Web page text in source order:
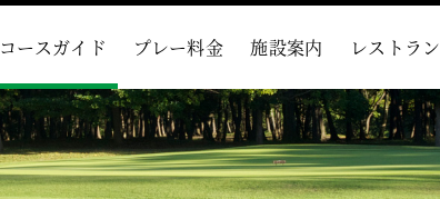
コースガイド プレー料金 施設案内 レストラン